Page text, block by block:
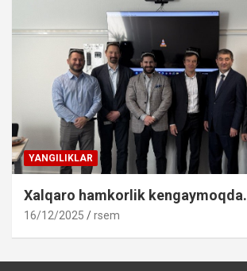
YANGILIKLAR
Xalqaro hamkorlik kengaymoqda.
16/12/2025 rsem